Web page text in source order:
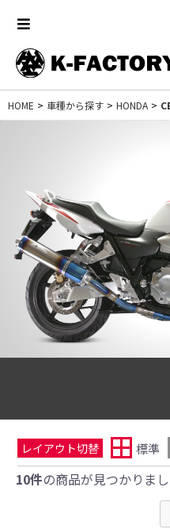
HOME > 車種から探す > HONDA >
レイアウト切替 標準
10件の商品が見つかりま